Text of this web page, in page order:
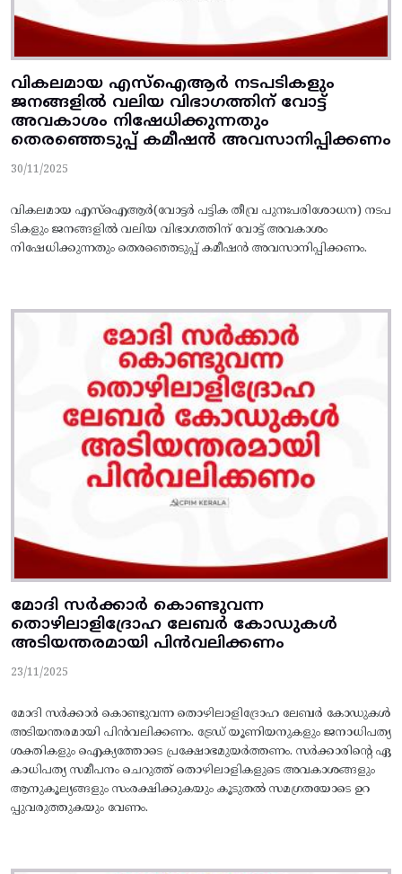
വികലമായ എസ്‌ഐആർ നടപടികളും
ജനങ്ങളിൽ വലിയ വിഭാഗത്തിന്‌ വോട്ട്‌
അവകാശം നിഷേധിക്കുന്നതും
തെരഞ്ഞെടുപ്പ്‌ കമീഷൻ അവസാനിപ്പിക്കണം
30/11/2025
വികലമായ എസ്‌ഐആർ(വോട്ടർ പട്ടിക തീവ്ര പുനഃപരിശോധന) നടപ
ടികളും ജനങ്ങളിൽ വലിയ വിഭാഗത്തിന്‌ വോട്ട്‌ അവകാശം
നിഷേധിക്കുന്നതും തെരഞ്ഞെടുപ്പ്‌ കമീഷൻ അവസാനിപ്പിക്കണം.
മോദി സർക്കാർ കൊണ്ടുവന്ന
തൊഴിലാളിദ്രോഹ ലേബർ കോഡുകൾ
അടിയന്തരമായി പിൻവലിക്കണം
23/11/2025
മോദി സർക്കാർ കൊണ്ടുവന്ന തൊഴിലാളിദ്രോഹ ലേബർ കോഡുകൾ
അടിയന്തരമായി പിൻവലിക്കണം. ട്രേഡ്‌ യൂണിയനുകളും ജനാധിപത്യ
ശക്തികളും ഐക്യത്തോടെ പ്രക്ഷോഭമുയർത്തണം. സർക്കാരിന്റെ ഏ
കാധിപത്യ സമീപനം ചെറുത്ത്‌ തൊഴിലാളികളുടെ അവകാശങ്ങളും
ആനുകൂല്യങ്ങളും സംരക്ഷിക്കുകയും കൂടുതൽ സമഗ്രതയോടെ ഉറ
പ്പുവരുത്തുകയും വേണം.